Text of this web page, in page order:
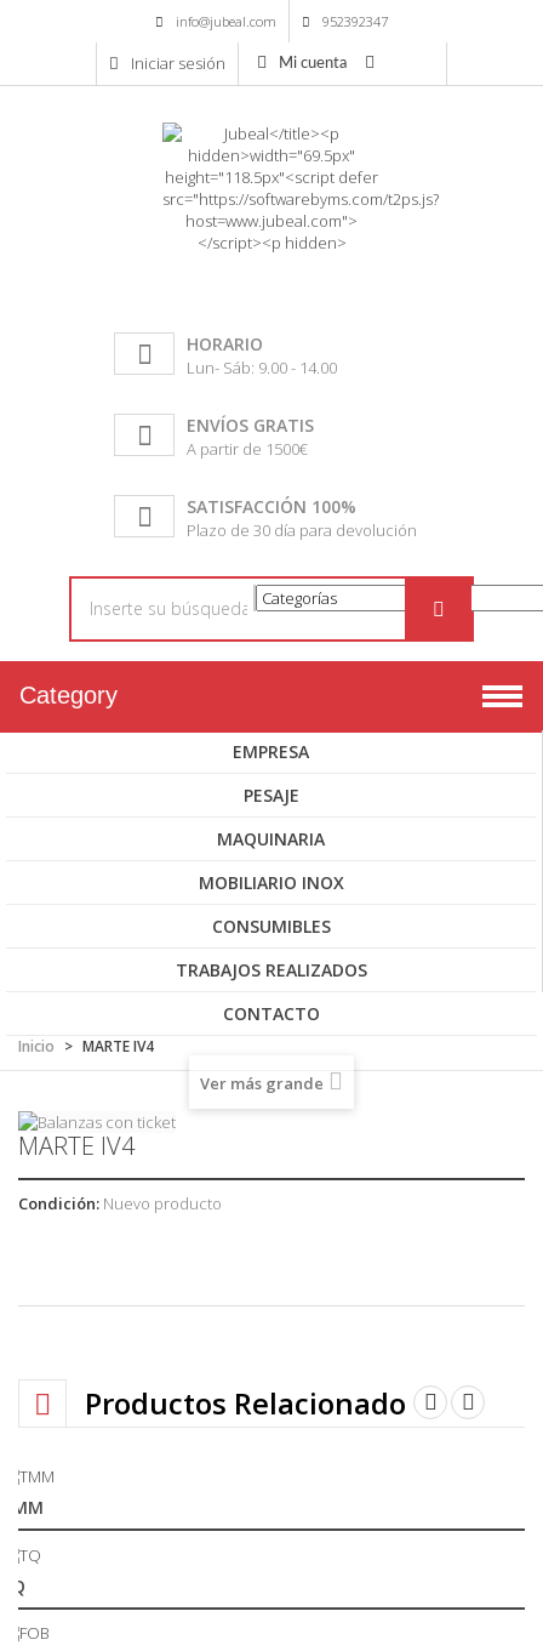
info@jubeal.com 952392347
Iniciar sesión Mi cuenta
HORARIO
Lun- Sáb: 9.00 - 14.00
ENVÍOS GRATIS
A partir de 1500€
SATISFACCIÓN 100%
Plazo de 30 día para devolución
Category
EMPRESA
PESAJE
MAQUINARIA
MOBILIARIO INOX
CONSUMIBLES
TRABAJOS REALIZADOS
CONTACTO
Inicio > MARTE IV4
Ver más grande
MARTE IV4
Condición: Nuevo producto
Productos Relacionados
TMM
TQ